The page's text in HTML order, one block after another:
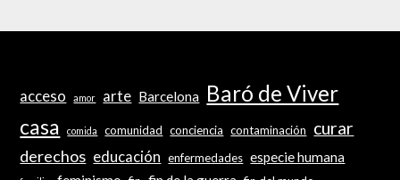
acceso amor arte Barcelona Baró de Viver
casa comida comunidad conciencia contaminación curar
derechos educación enfermedades especie humana